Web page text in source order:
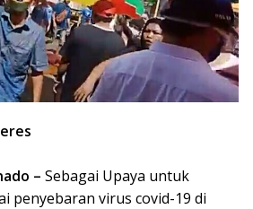
– Sebagai Upaya untuk
penyebaran virus covid-19 di